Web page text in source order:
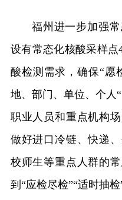
福州进一步加强
设有常态化核酸采样
酸检测需求，确保“愿
地、部门、单位、个人
职业人员和重点机构
做好进口冷链、快递
校师生等重点人群的
到“应检尽检”“适时抽检”